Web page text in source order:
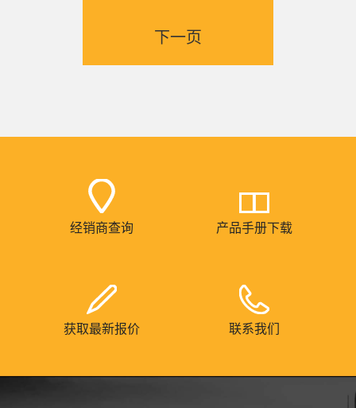
下一页
经销商查询 产品手册下载
获取最新报价 联系我们